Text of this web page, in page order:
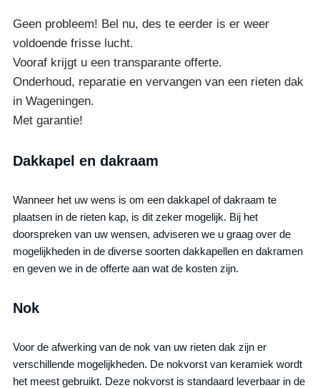
Geen probleem! Bel nu, des te eerder is er weer
voldoende frisse lucht.
Vooraf krijgt u een transparante offerte.
Onderhoud, reparatie en vervangen van een rieten dak
in Wageningen.
Met garantie!
Dakkapel en dakraam
Wanneer het uw wens is om een dakkapel of dakraam te
plaatsen in de rieten kap, is dit zeker mogelijk. Bij het
doorspreken van uw wensen, adviseren we u graag over de
mogelijkheden in de diverse soorten dakkapellen en dakramen
en geven we in de offerte aan wat de kosten zijn.
Nok
Voor de afwerking van de nok van uw rieten dak zijn er
verschillende mogelijkheden. De nokvorst van keramiek wordt
het meest gebruikt. Deze nokvorst is standaard leverbaar in de